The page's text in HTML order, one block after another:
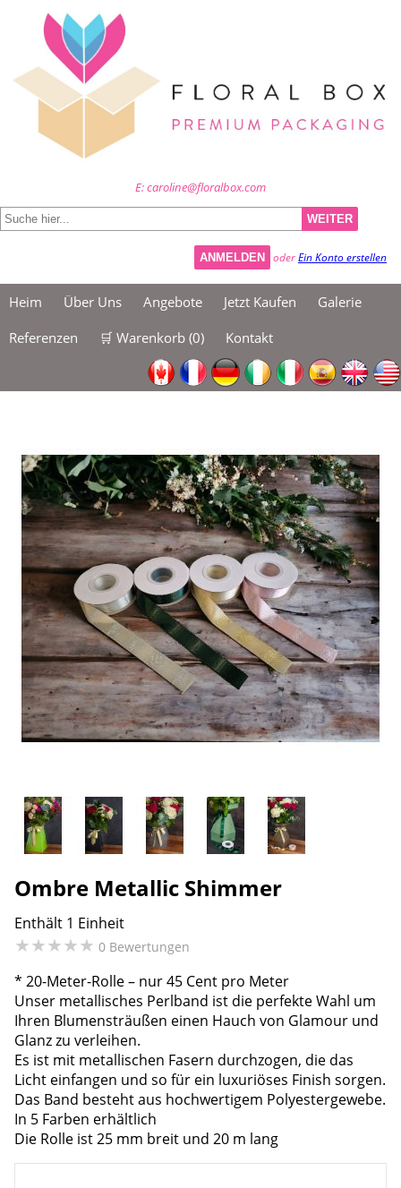
E: caroline@floralbox.com
WEITER
ANMELDEN oderEin Konto erstellen
Heim Über Uns Angebote Jetzt Kaufen
Galerie
Referenzen
🛒 Warenkorb (0) Kontakt
Ombre Metallic Shimmer
Enthält 1 Einheit
★★★★★ 0 Bewertungen
* 20-Meter-Rolle – nur 45 Cent pro Meter
Unser metallisches Perlband ist die perfekte Wahl um
Ihren Blumensträußen einen Hauch von Glamour und
Glanz zu verleihen.
Es ist mit metallischen Fasern durchzogen, die das
Licht einfangen und so für ein luxuriöses Finish sorgen.
Das Band besteht aus hochwertigem Polyestergewebe.
In 5 Farben erhältlich
Die Rolle ist 25 mm breit und 20 m lang